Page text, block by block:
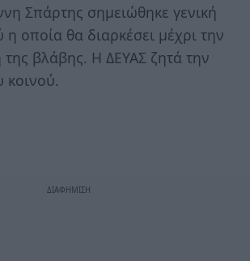
Σπάρτης σημειώθηκε γενική
οποία θα διαρκέσει μέχρι την
βλάβης. Η ΔΕΥΑΣ ζητά την
κοινού.